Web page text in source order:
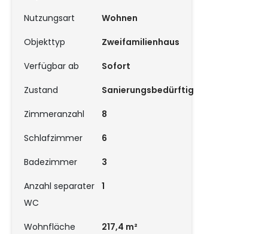
Nutzungsart
Wohnen
Objekttyp
Zweifamilienhaus
Verfügbar ab
Sofort
Zustand
Sanierungsbedürftig
Zimmeranzahl
8
Schlafzimmer
6
Badezimmer
3
Anzahl separater
WC
1
Wohnfläche 217,4 m²